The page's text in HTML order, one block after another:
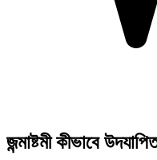
জন্মাষ্টমী কীভাবে